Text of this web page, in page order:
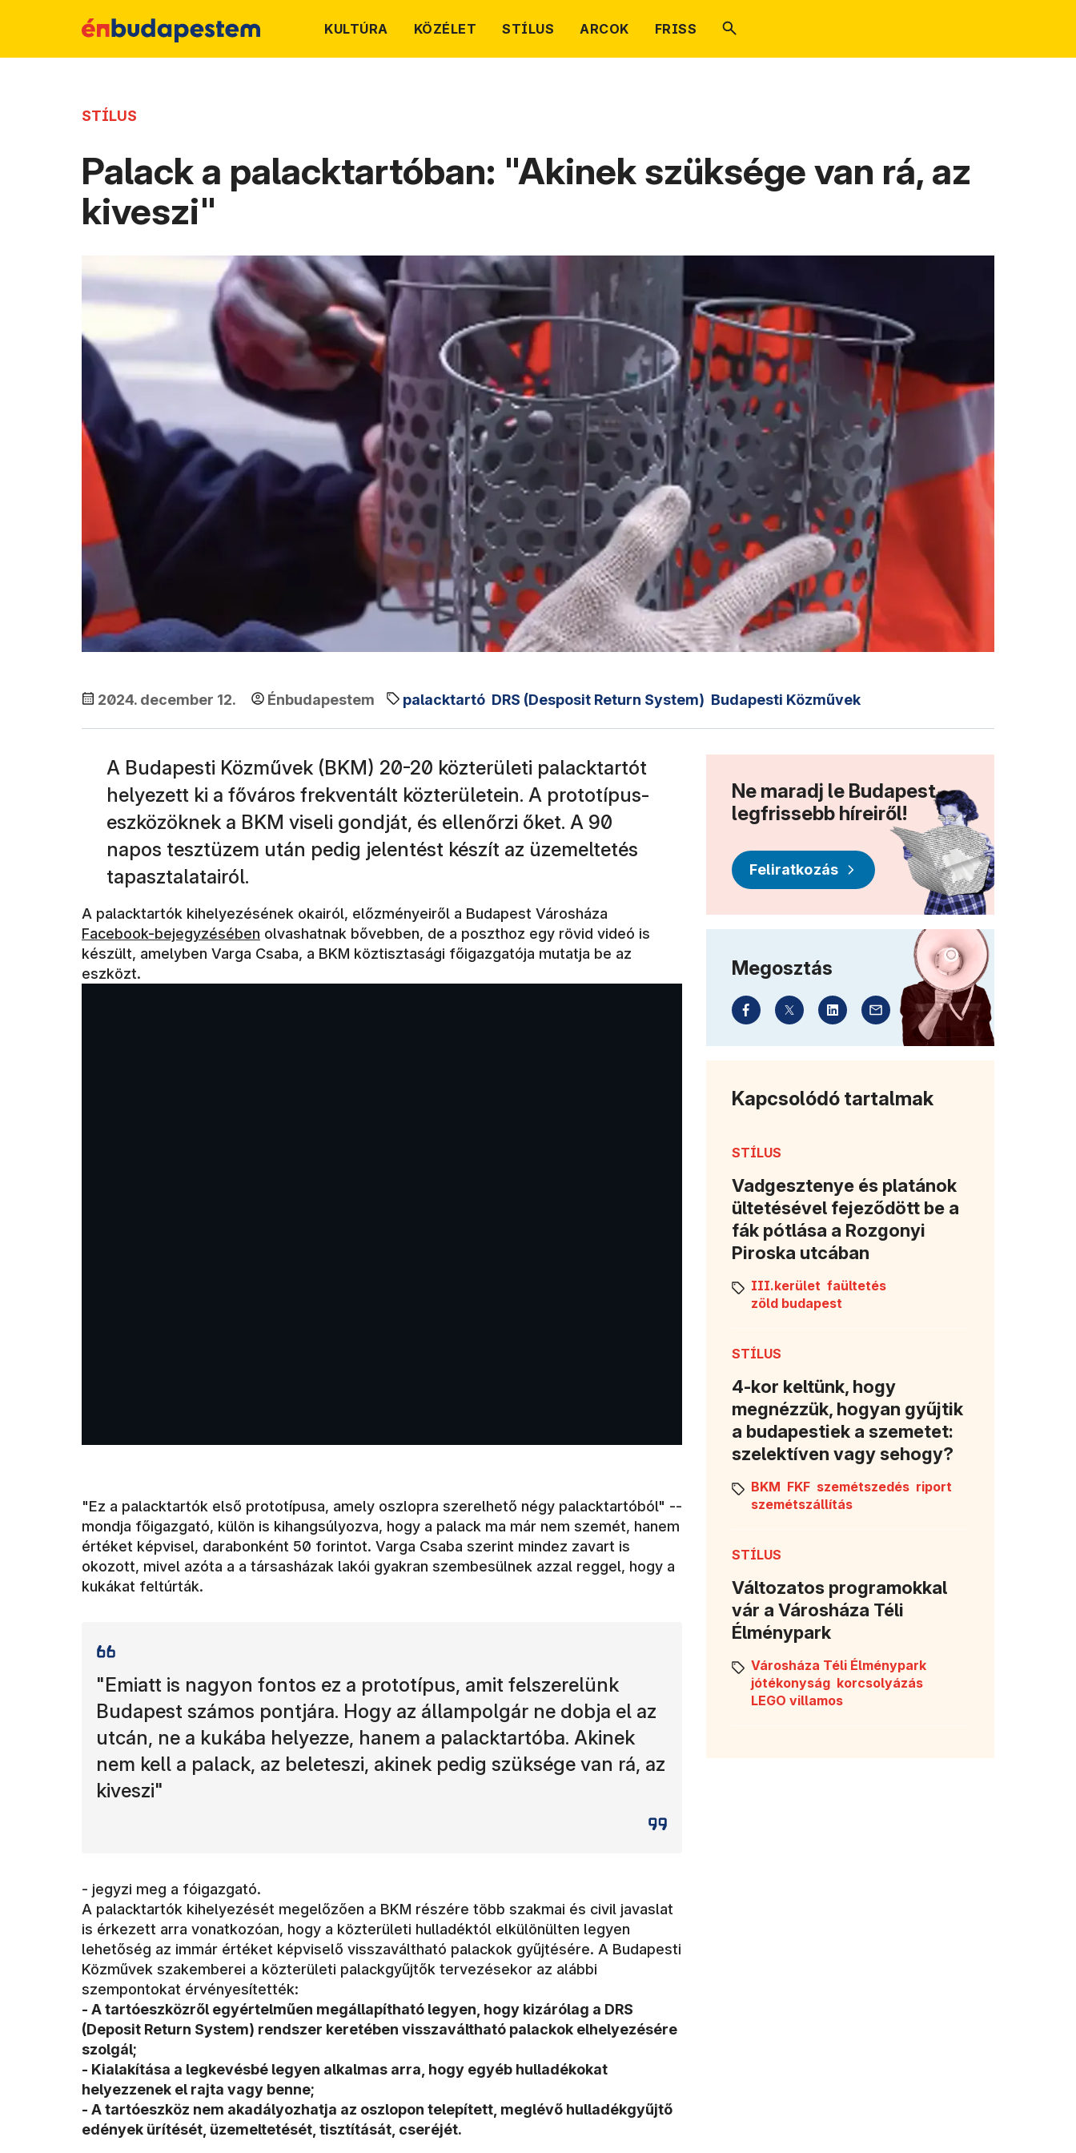
KULTÚRA KÖZÉLET STÍLUS ARCOK FRISS
STÍLUS
Palack a palacktartóban: "Akinek szüksége van rá, az
kiveszi"
2024. december 12. Énbudapestem palacktartó DRS (Desposit Return System) Budapesti Közművek
A Budapesti Közművek (BKM) 20-20 közterületi palacktartót
helyezett ki a főváros frekventált közterületein. A prototípus-
eszközöknek a BKM viseli gondját, és ellenőrzi őket. A 90
napos tesztüzem után pedig jelentést készít az üzemeltetés
tapasztalatairól.
A palacktartók kihelyezésének okairól, előzményeiről a Budapest Városháza
Facebook-bejegyzésében olvashatnak bővebben, de a poszthoz egy rövid videó is
készült, amelyben Varga Csaba, a BKM köztisztasági főigazgatója mutatja be az
eszközt.
"Ez a palacktartók első prototípusa, amely oszlopra szerelhető négy palacktartóból" --
mondja főigazgató, külön is kihangsúlyozva, hogy a palack ma már nem szemét, hanem
értéket képvisel, darabonként 50 forintot. Varga Csaba szerint mindez zavart is
okozott, mivel azóta a a társasházak lakói gyakran szembesülnek azzal reggel, hogy a
kukákat feltúrták.
"Emiatt is nagyon fontos ez a prototípus, amit felszerelünk
Budapest számos pontjára. Hogy az állampolgár ne dobja el az
utcán, ne a kukába helyezze, hanem a palacktartóba. Akinek
nem kell a palack, az beleteszi, akinek pedig szüksége van rá, az
kiveszi"
- jegyzi meg a fóigazgató.
A palacktartók kihelyezését megelőzően a BKM részére több szakmai és civil javaslat
is érkezett arra vonatkozóan, hogy a közterületi hulladéktól elkülönülten legyen
lehetőség az immár értéket képviselő visszaváltható palackok gyűjtésére. A Budapesti
Közművek szakemberei a közterületi palackgyűjtők tervezésekor az alábbi
szempontokat érvényesítették:
- A tartóeszközről egyértelműen megállapítható legyen, hogy kizárólag a DRS
(Deposit Return System) rendszer keretében visszaváltható palackok elhelyezésére
szolgál;
- Kialakítása a legkevésbé legyen alkalmas arra, hogy egyéb hulladékokat
helyezzenek el rajta vagy benne;
- A tartóeszköz nem akadályozhatja az oszlopon telepített, meglévő hulladékgyűjtő
edények ürítését, üzemeltetését, tisztítását, cseréjét.
Ne maradj le Budapest
legfrissebb híreiről!
Feliratkozás
Megosztás
Kapcsolódó tartalmak
STÍLUS
Vadgesztenye és platánok
ültetésével fejeződött be a
fák pótlása a Rozgonyi
Piroska utcában
III.kerület faültetés
zöld budapest
STÍLUS
4-kor keltünk, hogy
megnézzük, hogyan gyűjtik
a budapestiek a szemetet:
szelektíven vagy sehogy?
BKM FKF szemétszedés riport
szemétszállítás
STÍLUS
Változatos programokkal
vár a Városháza Téli
Élménypark
Városháza Téli Élménypark
jótékonyság korcsolyázás
LEGO villamos